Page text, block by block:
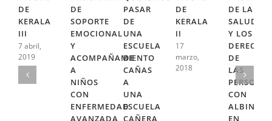
DE
KERALA
III
7 abril,
2019
DE
SOPORTE
EMOCIONAL
Y
ACOMPAÑAMIENTO
A
NIÑOS
CON
ENFERMEDAD
AVANZADA
PASAR
DE
UNA
ESCUELA
DE
CAÑAS
A
UNA
ESCUELA
CAÑERA
DE
KERALA
II
17
marzo,
2018
DE LA
SALUD
Y LOS
DE
LAS
CON
EN